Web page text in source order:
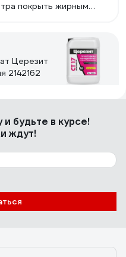
покрыть жирным
Церезит
2142162
и будьте в курсе!
ждут!